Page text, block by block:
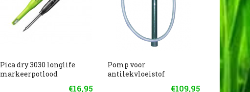
Pica dry 3030 longlife
markeerpotlood
€16,95
Pomp voor
antilekvloeistof
€109,95